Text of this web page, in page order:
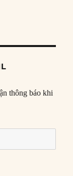
thông báo khi